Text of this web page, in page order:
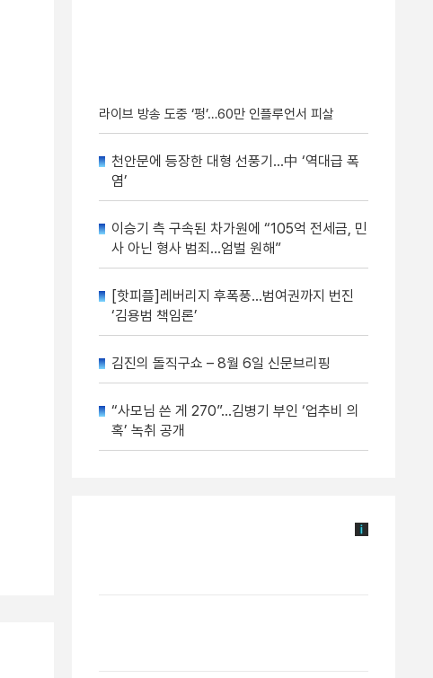
라이브 방송 도중 ‘펑’…60만 인플루언서 피살
천안문에 등장한 대형 선풍기…中 ‘역대급 폭
염’
이승기 측 구속된 차가원에 “105억 전세금, 민
사 아닌 형사 범죄…엄벌 원해”
[핫피플]레버리지 후폭풍…범여권까지 번진
‘김용범 책임론’
김진의 돌직구쇼 – 8월 6일 신문브리핑
“사모님 쓴 게 270”…김병기 부인 ‘업추비 의
혹’ 녹취 공개